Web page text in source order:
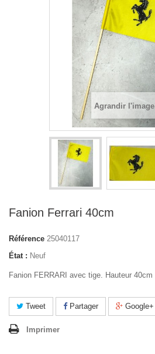
Agrandir l'image
Fanion Ferrari 40cm
Référence 25040117
État : Neuf
Fanion FERRARI avec tige. Hauteur 40cm
Tweet Partager Google+
Imprimer